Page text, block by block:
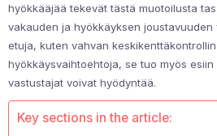
hyökkääjää tekevät tästä muotoilusta
vakauden ja hyökkäyksen joustavuuden
etuja, kuten vahvan
hyökkäysvaihtoehtoja, se tuo myös
vastustajat voivat hyödyntää.
Key sections in the article: